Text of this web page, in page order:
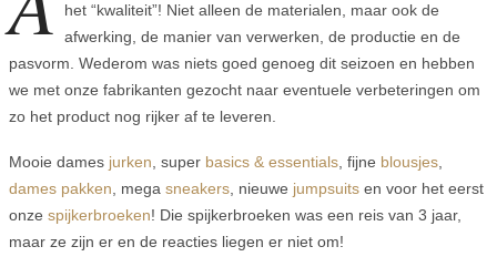
het “kwaliteit”! Niet alleen de materialen, maar ook de
afwerking, de manier van verwerken, de productie en de
pasvorm. Wederom was niets goed genoeg dit seizoen en hebben
we met onze fabrikanten gezocht naar eventuele verbeteringen om
zo het product nog rijker af te leveren.
Mooie dames jurken , super basics & essentials , fijne blousjes
dames pakken , mega sneakers , nieuwe jumpsuits en voor het eerst
onze spijkerbroeken! Die spijkerbroeken was een reis van 3 jaar,
maar ze zijn er en de reacties liegen er niet om!